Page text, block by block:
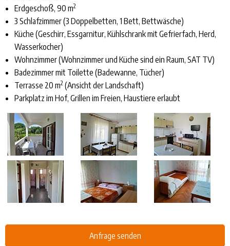
Erdgeschoß, 90 m2
3 Schlafzimmer (3 Doppelbetten, 1 Bett, Bettwäsche)
Küche (Geschirr, Essgarnitur, Kühlschrank mit Gefrierfach, Herd,
Wasserkocher)
Wohnzimmer (Wohnzimmer und Küche sind ein Raum, SAT TV)
Badezimmer mit Toilette (Badewanne, Tücher)
Terrasse 20 m2 (Ansicht der Landschaft)
Parkplatz im Hof, Grillen im Freien, Haustiere erlaubt
Anfrage senden